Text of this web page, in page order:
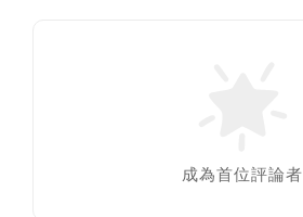
成為首位評論者